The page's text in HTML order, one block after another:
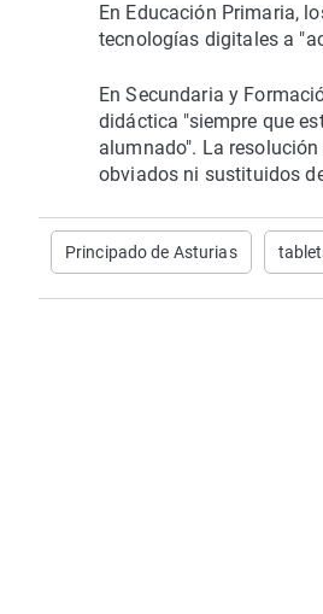
En Educación Primaria,
tecnologías digitales a
En Secundaria y
didáctica "siempre que
alumnado". La
obviados ni sustituidos
Principado de Asturias